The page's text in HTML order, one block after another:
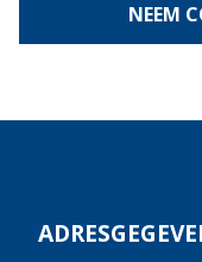
NEEM